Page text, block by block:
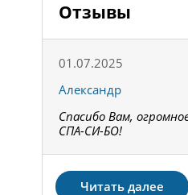
Отзывы
01.07.2025
Александр
Спасибо Вам,
СПА-СИ-БО!
Читать далее